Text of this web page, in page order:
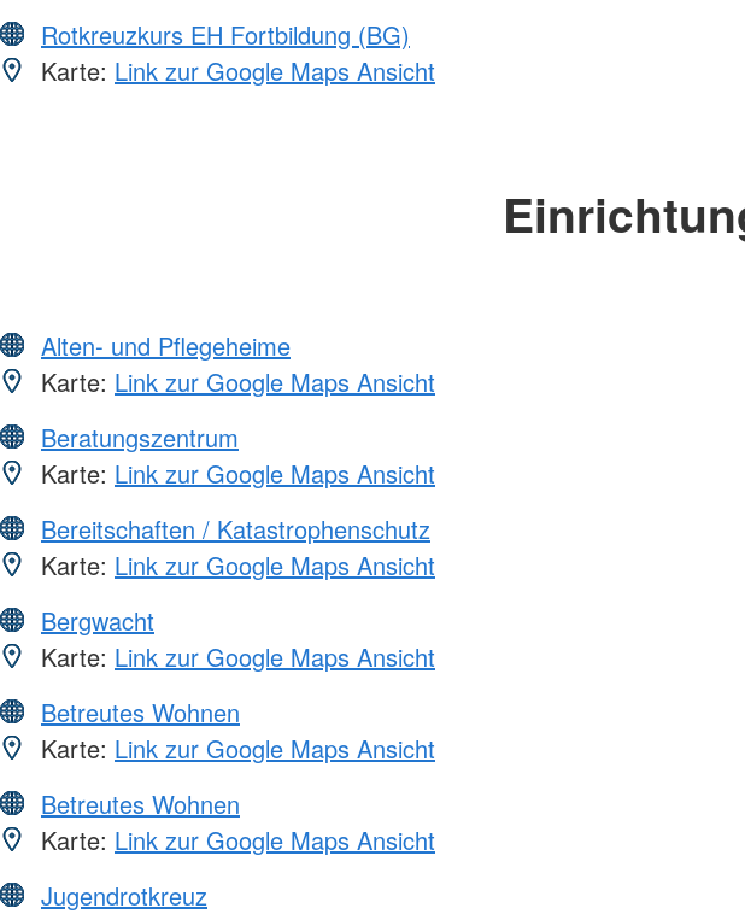
Rotkreuzkurs EH Fortbildung (BG)
Karte: Link zur Google Maps Ansicht
Alten- und Pflegeheime
Karte: Link zur Google Maps Ansicht
Beratungszentrum
Karte: Link zur Google Maps Ansicht
Bereitschaften / Katastrophenschutz
Karte: Link zur Google Maps Ansicht
Bergwacht
Karte: Link zur Google Maps Ansicht
Betreutes Wohnen
Karte: Link zur Google Maps Ansicht
Betreutes Wohnen
Karte: Link zur Google Maps Ansicht
Jugendrotkreuz